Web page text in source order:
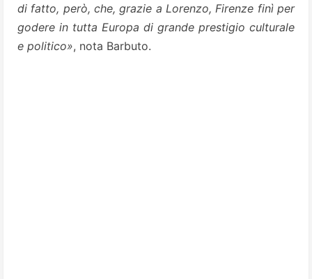
di fatto, però, che, grazie a Lorenzo, Firenze finì per
godere in tutta Europa di grande prestigio culturale
e politico», nota Barbuto.